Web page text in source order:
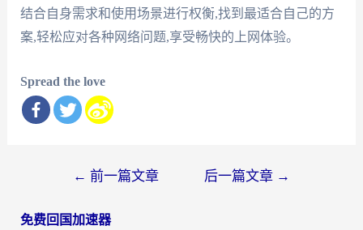
结合自身需求和使用场景进行权衡,找到最适合自己的方
案,轻松应对各种网络问题,享受畅快的上网体验。
Spread the love
导
← 前一篇文章 后一篇文章 →
免费回国加速器